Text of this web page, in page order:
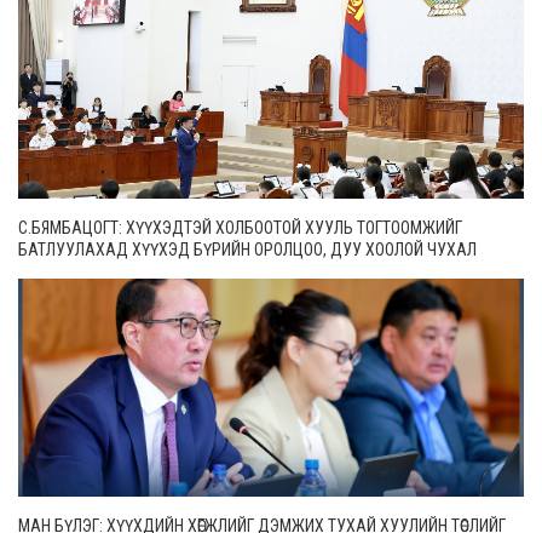
С.БЯМБАЦОГТ: ХҮҮХЭДТЭЙ ХОЛБООТОЙ ХУУЛЬ ТОГТООМЖИЙГ
БАТЛУУЛАХАД ХҮҮХЭД БҮРИЙН ОРОЛЦОО, ДУУ ХООЛОЙ ЧУХАЛ
МАН БҮЛЭГ: ХҮҮХДИЙН ХӨГЖЛИЙГ ДЭМЖИХ ТУХАЙ ХУУЛИЙН ТӨСЛИЙГ